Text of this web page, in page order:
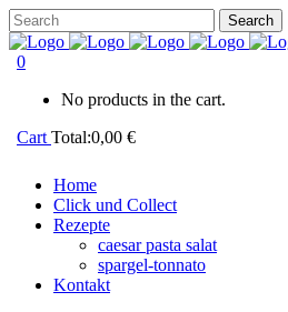
0
No products in the cart.
Cart Total:0,00 €
Home
Click und Collect
Rezepte
caesar pasta salat
spargel-tonnato
Kontakt